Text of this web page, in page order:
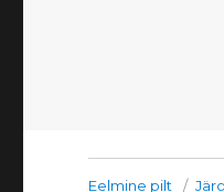
Eelmine pilt